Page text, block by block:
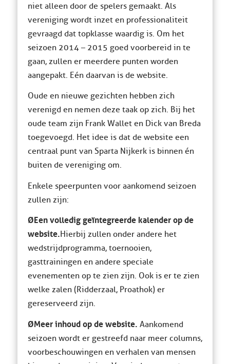
niet alleen door de spelers gemaakt. Als
vereniging wordt inzet en professionaliteit
gevraagd dat topklasse waardig is. Om het
seizoen 2014 – 2015 goed voorbereid in te
gaan, zullen er meerdere punten worden
aangepakt. Eén daarvan is de website.
Oude en nieuwe gezichten hebben zich
verenigd en nemen deze taak op zich. Bij het
oude team zijn Frank Wallet en Dick van Breda
toegevoegd. Het idee is dat de website een
centraal punt van Sparta Nijkerk is binnen én
buiten de vereniging om.
Enkele speerpunten voor aankomend seizoen
zullen zijn:
Ø Een volledig geïntegreerde kalender op de
website.Hierbij zullen onder andere het
wedstrijdprogramma, toernooien,
gasttrainingen en andere speciale
evenementen op te zien zijn. Ook is er te zien
welke zalen (Ridderzaal, Proathok) er
gereserveerd zijn.
Ø Meer inhoud op de website. Aankomend
seizoen wordt er gestreefd naar meer columns,
voorbeschouwingen en verhalen van mensen